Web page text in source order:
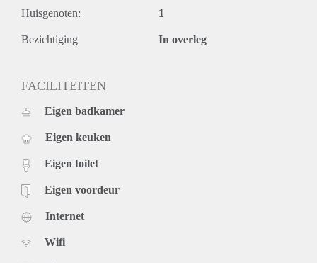
Huisgenoten: 1
Bezichtiging In overleg
FACILITEITEN
Eigen badkamer
Eigen keuken
Eigen toilet
Eigen voordeur
Internet
Wifi